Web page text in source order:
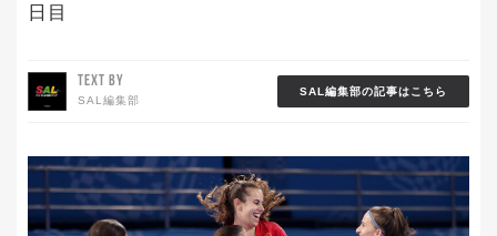
日目
TEXT BY
SAL編集部
SAL編集部の記事はこちら